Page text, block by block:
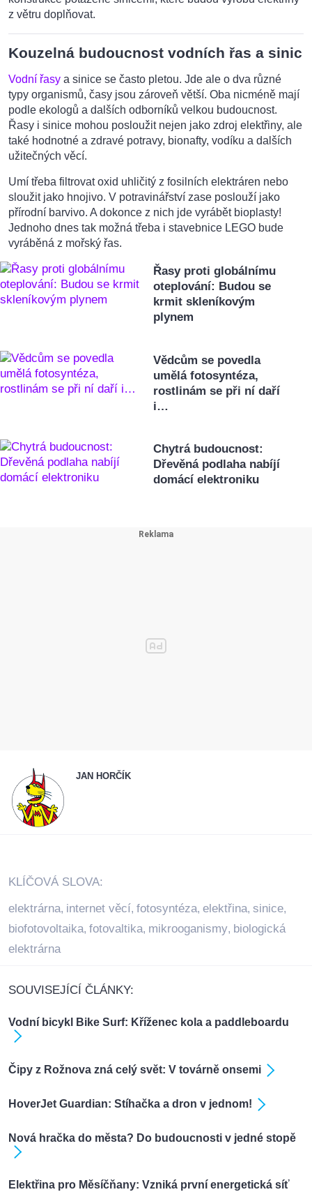
z větru doplňovat.
Kouzelná budoucnost vodních řas a sinic
Vodní řasy a sinice se často pletou. Jde ale o dva různé
typy organismů, časy jsou zároveň větší. Oba nicméně mají
podle ekologů a dalších odborníků velkou budoucnost.
Řasy i sinice mohou posloužit nejen jako zdroj elektřiny, ale
také hodnotné a zdravé potravy, bionafty, vodíku a dalších
užitečných věcí.
Umí třeba filtrovat oxid uhličitý z fosilních elektráren nebo
sloužit jako hnojivo. V potravinářství zase poslouží jako
přírodní barvivo. A dokonce z nich jde vyrábět bioplasty!
Jednoho dnes tak možná třeba i stavebnice LEGO bude
vyráběná z mořský řas.
Řasy proti globálnímu
oteplování: Budou se
krmit skleníkovým
plynem
Vědcům se povedla
umělá fotosyntéza,
rostlinám se při ní daří
i…
Chytrá budoucnost:
Dřevěná podlaha nabíjí
domácí elektroniku
JAN HORČÍK
KLÍČOVÁ SLOVA:
elektrárna, internet věcí, fotosyntéza, elektřina, sinice,
biofotovoltaika, fotovaltika, mikrooganismy, biologická
elektrárna
SOUVISEJÍCÍ ČLÁNKY:
Vodní bicykl Bike Surf: Kříženec kola a paddleboardu
Čipy z Rožnova zná celý svět: V továrně onsemi
HoverJet Guardian: Stíhačka a dron v jednom!
Nová hračka do města? Do budoucnosti v jedné stopě
Elektřina pro Měsíčňany: Vzniká první energetická síť